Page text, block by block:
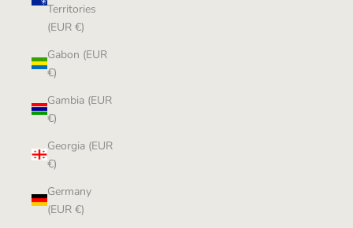
Territories
(EUR €)
Gabon (EUR
€)
Gambia (EUR
€)
Georgia (EUR
€)
Germany
(EUR €)